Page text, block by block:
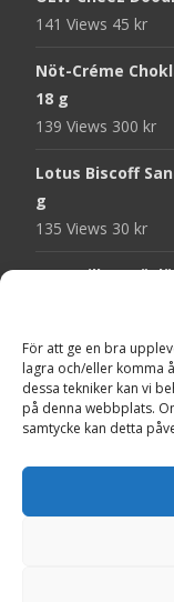
För att ge en bra
lagra och/eller komma
dessa tekniker kan vi
på denna webbplats.
samtycke kan detta
141 Views 45 kr
Nöt-Créme
18 g
139 Views 300 kr
Lotus Biscoff
g
135 Views 30 kr
OLW Dill &
Pringles Hot
g
130 Views50kr